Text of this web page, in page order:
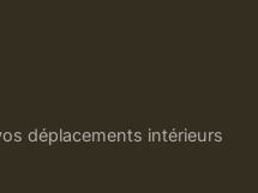
déplacements intérieurs